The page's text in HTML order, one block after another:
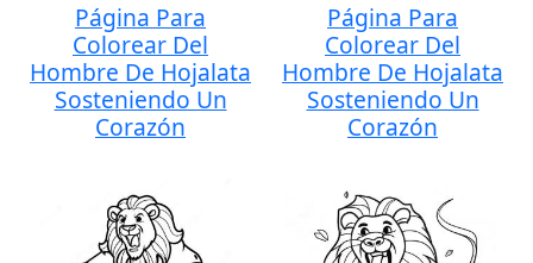
Página Para
Colorear Del
Hombre De Hojalata
Sosteniendo Un
Corazón
Página Para
Colorear Del
Hombre De Hojalata
Sosteniendo Un
Corazón